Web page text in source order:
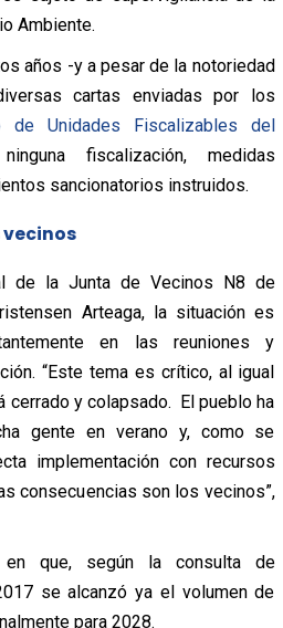
Ambiente.
años -y a pesar de la notoriedad
cartas enviadas por los
de Unidades Fiscalizables del
fiscalización, medidas
sancionatorios instruidos.
vecinos
de la Junta de Vecinos N8 de
Arteaga, la situación es
en las reuniones y
“Este tema es crítico, al igual
cerrado y colapsado. El pueblo ha
gente en verano y, como se
implementación con recursos
consecuencias son los vecinos”,
en que, según la consulta de
se alcanzó ya el volumen de
para 2028.